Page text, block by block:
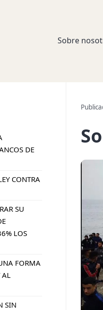
Sobre
DE
CONTRA
SU
LOS
FORMA
AL
SIN